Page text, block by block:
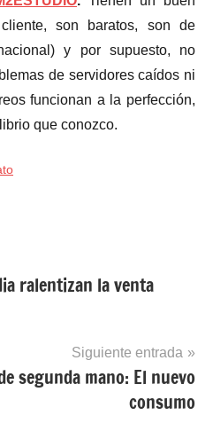
son baratos, son de
y por supuesto, no
de servidores caídos ni
funcionan a la perfección,
que conozco.
ralentizan la venta
Siguiente entrada
segunda mano: El nuevo
consumo